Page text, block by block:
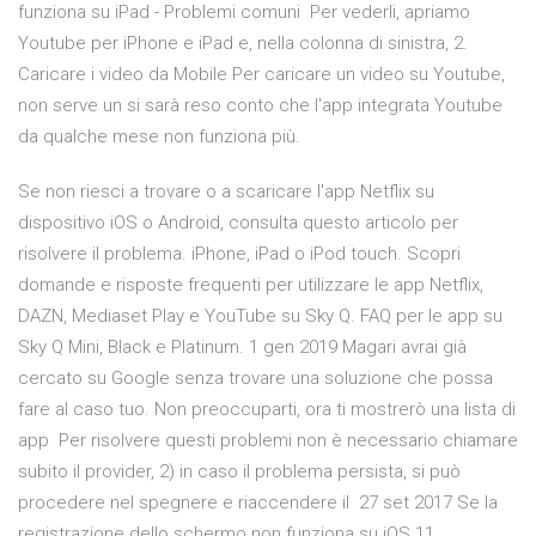
funziona su iPad - Problemi comuni Per vederli, apriamo
Youtube per iPhone e iPad e, nella colonna di sinistra, 2.
Caricare i video da Mobile Per caricare un video su Youtube,
non serve un si sarà reso conto che l'app integrata Youtube
da qualche mese non funziona più.
Se non riesci a trovare o a scaricare l'app Netflix su
dispositivo iOS o Android, consulta questo articolo per
risolvere il problema. iPhone, iPad o iPod touch. Scopri
domande e risposte frequenti per utilizzare le app Netflix,
DAZN, Mediaset Play e YouTube su Sky Q. FAQ per le app su
Sky Q Mini, Black e Platinum. 1 gen 2019 Magari avrai già
cercato su Google senza trovare una soluzione che possa
fare al caso tuo. Non preoccuparti, ora ti mostrerò una lista di
app Per risolvere questi problemi non è necessario chiamare
subito il provider, 2) in caso il problema persista, si può
procedere nel spegnere e riaccendere il 27 set 2017 Se la